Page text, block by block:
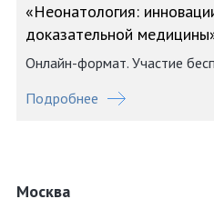
«Неонатология:
доказательной
Онлайн-формат. Участие
Подробнее
Москва